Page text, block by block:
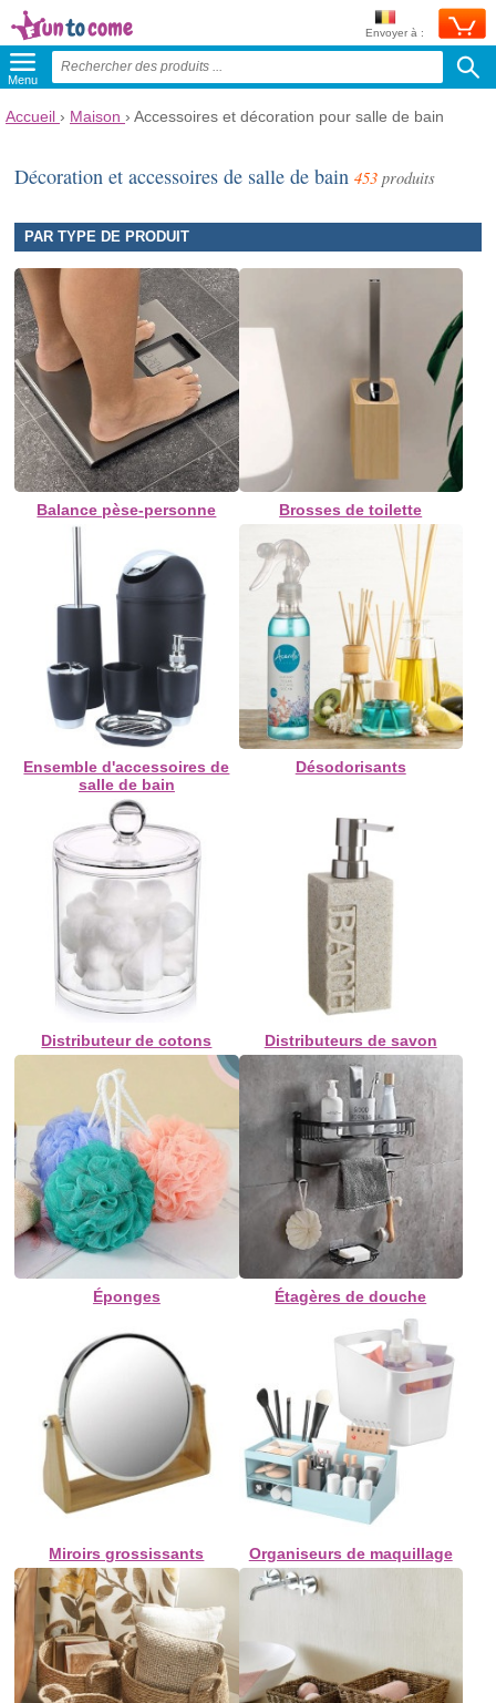
Envoyer à :
Menu
Accueil › Maison › Accessoires et décoration pour salle de bain
Décoration et accessoires de salle de bain453 produits
PAR TYPE DE PRODUIT
Balance pèse-personne Brosses de toilette
Ensemble d'accessoires de
salle de bain
Désodorisants
Distributeur de cotons Distributeurs de savon
Éponges Étagères de douche
Miroirs grossissants Organiseurs de maquillage